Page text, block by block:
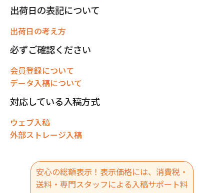
出荷日の表記について
出荷日の考え方
必ずご確認ください
会員登録について
データ入稿について
対応している入稿方式
ウェブ入稿
外部ストレージ入稿
安心の総額表示！表示価格には、消費税・
送料・専門スタッフによる入稿サポート料